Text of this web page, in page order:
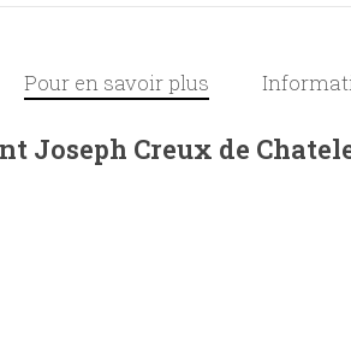
Pour en savoir plus
Joseph Creux de